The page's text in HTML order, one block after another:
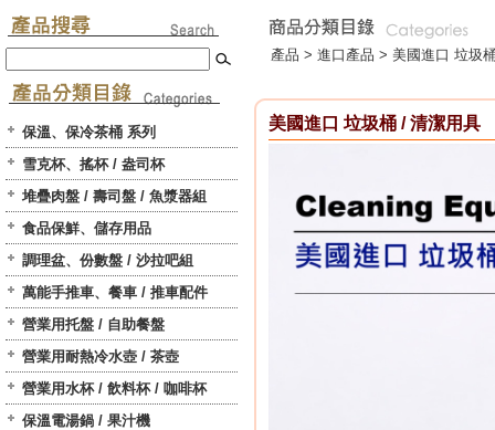
保溫、保冷茶桶 系列
雪克杯、搖杯 / 盎司杯
堆疊肉盤 / 壽司盤 / 魚漿器組
食品保鮮、儲存用品
調理盆、份數盤 / 沙拉吧組
萬能手推車、餐車 / 推車配件
營業用托盤 / 自助餐盤
營業用耐熱冷水壺 / 茶壺
營業用水杯 / 飲料杯 / 咖啡杯
保溫電湯鍋 / 果汁機
產品 > 進口產品 > 美國進口 垃圾
美國進口 垃圾桶 / 清潔用具